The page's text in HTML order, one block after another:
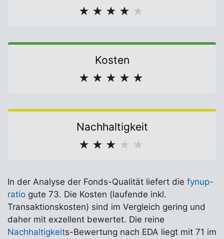
★ ★ ★ ★ ★
Kosten
★ ★ ★ ★ ★
Nachhaltigkeit
★ ★ ★ ★ ★
In der Analyse der Fonds-Qualität liefert die fynup-
ratio gute 73. Die Kosten (laufende inkl.
Transaktionskosten) sind im Vergleich gering und
daher mit exzellent bewertet. Die reine
Nachhaltigkeits-Bewertung nach EDA liegt mit 71 im